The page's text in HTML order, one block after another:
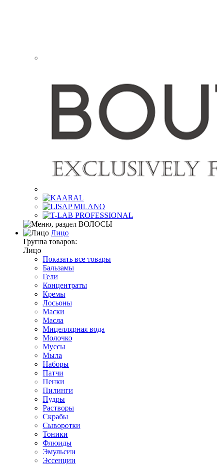
Лицо
Группа товаров:
Лицо
Показать все товары
Бальзамы
Гели
Концентраты
Кремы
Лосьоны
Маски
Масла
Мицеллярная вода
Молочко
Муссы
Мыла
Наборы
Патчи
Пенки
Пилинги
Пудры
Растворы
Скрабы
Сыворотки
Тоники
Флюиды
Эмульсии
Эссенции